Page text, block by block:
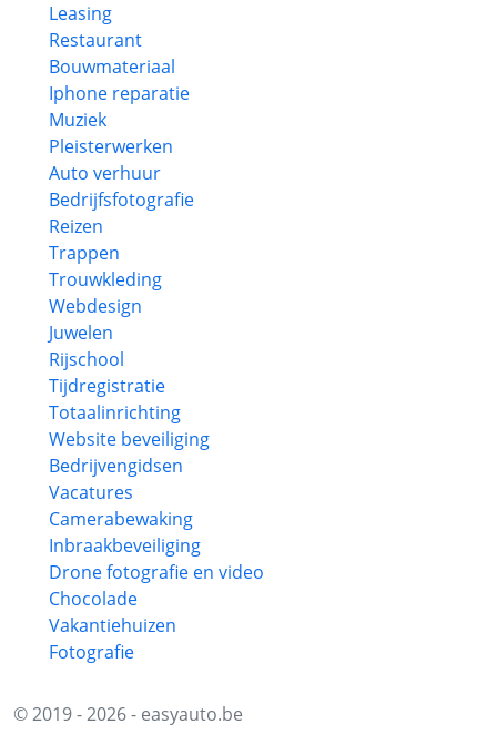
Leasing
Restaurant
Bouwmateriaal
Iphone reparatie
Muziek
Pleisterwerken
Auto verhuur
Bedrijfsfotografie
Reizen
Trappen
Trouwkleding
Webdesign
Juwelen
Rijschool
Tijdregistratie
Totaalinrichting
Website beveiliging
Bedrijvengidsen
Vacatures
Camerabewaking
Inbraakbeveiliging
Drone fotografie en video
Chocolade
Vakantiehuizen
Fotografie
© 2019 - 2026 - easyauto.be